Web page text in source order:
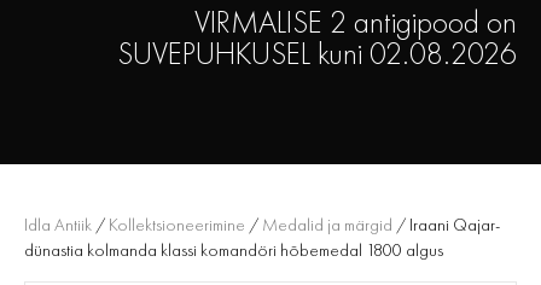
VIRMALISE 2 antigipood on
SUVEPUHKUSEL kuni 02.08.2026
Idla Antiik / Kollektsioneerimine / Medalid ja märgid / Iraani Qajar-
dünastia kolmanda klassi komandöri hõbemedal 1800 algus